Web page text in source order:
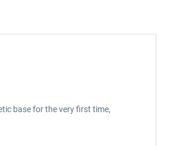
base for the very first time,